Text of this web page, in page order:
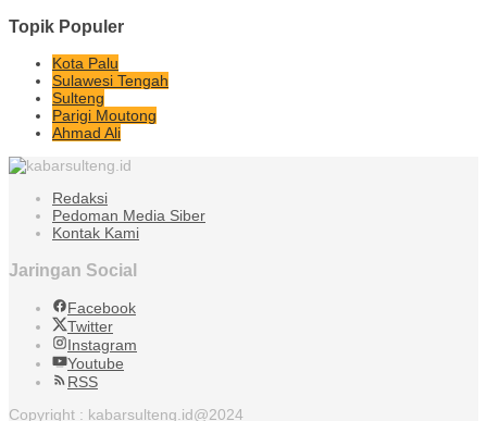
Topik Populer
Kota Palu
Sulawesi Tengah
Sulteng
Parigi Moutong
Ahmad Ali
Redaksi
Pedoman Media Siber
Kontak Kami
Jaringan Social
Facebook
Twitter
Instagram
Youtube
RSS
Copyright : kabarsulteng.id@2024